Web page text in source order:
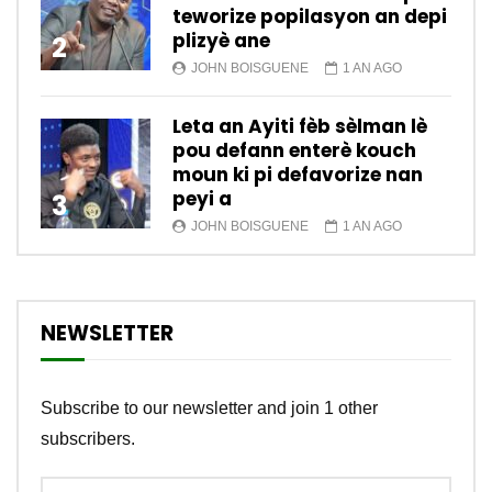
2
teworize popilasyon an depi
plizyè ane
JOHN BOISGUENE 1 AN AGO
3
Leta an Ayiti fèb sèlman lè
pou defann enterè kouch
moun ki pi defavorize nan
peyi a
JOHN BOISGUENE 1 AN AGO
NEWSLETTER
Subscribe to our newsletter and join 1 other
subscribers.